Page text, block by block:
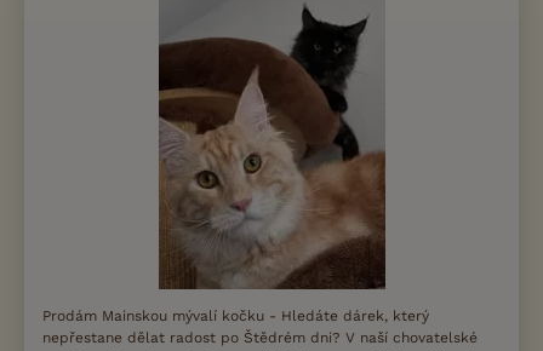
Prodám Mainskou mývalí kočku - Hledáte dárek, který
nepřestane dělat radost po Štědrém dni? V naší chovatelské